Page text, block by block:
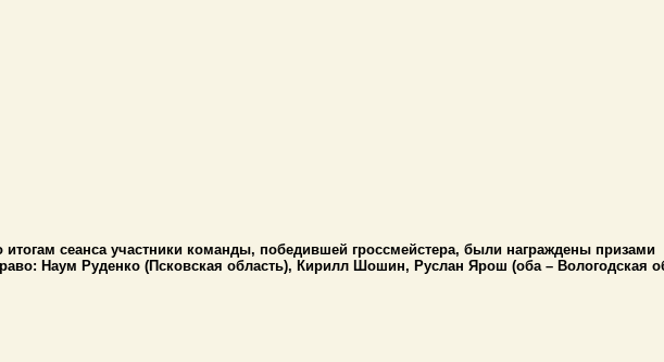
итогам сеанса участники команды, победившей гроссмейстера, были награждены призами
: Наум Руденко (Псковская область), Кирилл Шошин, Руслан Ярош (оба – Вологодская